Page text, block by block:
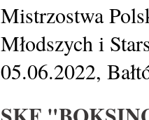
Mistrzostwa
Młodszych i
05.06.2022,